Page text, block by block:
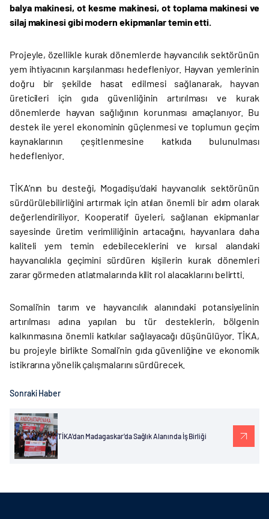
balya makinesi, ot kesme makinesi, ot toplama makinesi ve
silaj makinesi gibi modern ekipmanlar temin etti.
Projeyle, özellikle kurak dönemlerde hayvancılık sektörünün
yem ihtiyacının karşılanması hedefleniyor. Hayvan yemlerinin
doğru bir şekilde hasat edilmesi sağlanarak, hayvan
üreticileri için gıda güvenliğinin artırılması ve kurak
dönemlerde hayvan sağlığının korunması amaçlanıyor. Bu
destek ile yerel ekonominin güçlenmesi ve toplumun geçim
kaynaklarının çeşitlenmesine katkıda bulunulması
hedefleniyor.
TİKA’nın bu desteği, Mogadişu’daki hayvancılık sektörünün
sürdürülebilirliğini artırmak için atılan önemli bir adım olarak
değerlendiriliyor. Kooperatif üyeleri, sağlanan ekipmanlar
sayesinde üretim verimliliğinin artacağını, hayvanlara daha
kaliteli yem temin edebileceklerini ve kırsal alandaki
hayvancılıkla geçimini sürdüren kişilerin kurak dönemleri
zarar görmeden atlatmalarında kilit rol alacaklarını belirtti.
Somali’nin tarım ve hayvancılık alanındaki potansiyelinin
artırılması adına yapılan bu tür desteklerin, bölgenin
kalkınmasına önemli katkılar sağlayacağı düşünülüyor. TİKA,
bu projeyle birlikte Somali’nin gıda güvenliğine ve ekonomik
istikrarına yönelik çalışmalarını sürdürecek.
Sonraki Haber
TİKA'dan Madagaskar’da Sağlık Alanında İş Birliği